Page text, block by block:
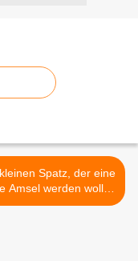
Spatz, der eine
Amsel werden wollte
>